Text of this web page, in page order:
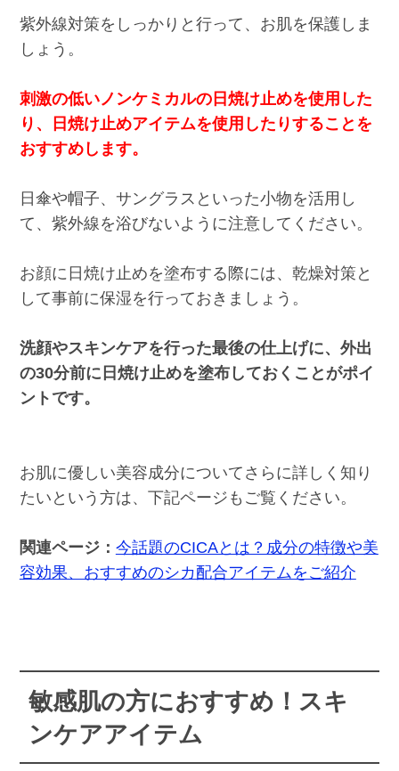
紫外線対策をしっかりと行って、お肌を保護しま
しょう。
刺激の低いノンケミカルの日焼け止めを使用した
り、日焼け止めアイテムを使用したりすることを
おすすめします。
日傘や帽子、サングラスといった小物を活用し
て、紫外線を浴びないように注意してください。
お顔に日焼け止めを塗布する際には、乾燥対策と
して事前に保湿を行っておきましょう。
洗顔やスキンケアを行った最後の仕上げに、外出
の30分前に日焼け止めを塗布しておくことがポイ
ントです。
お肌に優しい美容成分についてさらに詳しく知り
たいという方は、下記ページもご覧ください。
関連ページ： 今話題のCICAとは？成分の特徴や美
容効果、おすすめのシカ配合アイテムをご紹介
敏感肌の方におすすめ！スキ
ンケアアイテム